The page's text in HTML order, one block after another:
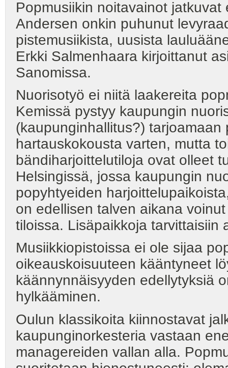
Popmusiikin noitavainot
Andersen onkin puhunut
pistemusiikista, uusista
Erkki Salmenhaara kirjoittanut
Sanomissa.
Nuorisotyö ei niitä laakereita
Kemissä pystyy kaupungin
(kaupunginhallitus?)
hartauskokousta varten, mutta
bändiharjoittelutiloja ovat olleet
Helsingissä, jossa kaupungin
popyhtyeiden
on edellisen talven aikana
tiloissa. Lisäpaikkoja tarvittaisiin
Musiikkiopistoissa ei ole sijaa
oikeauskoisuuteen kääntyneet
käännynnäisyyden edellytyksiä
hylkääminen.
Oulun klassikoita kiinnostavat
kaupunginorkesteria vastaan
managereiden vallan alla.